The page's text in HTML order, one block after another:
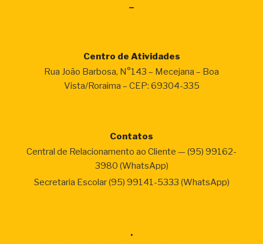
–
Centro de Atividades
Rua João Barbosa, N°143 – Mecejana – Boa
Vista/Roraima – CEP: 69304-335
Contatos
Central de Relacionamento ao Cliente — (95) 99162-
3980 (WhatsApp)
Secretaria Escolar (95) 99141-5333 (WhatsApp)
.